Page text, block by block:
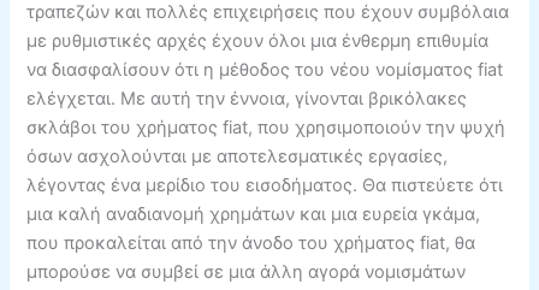
τραπεζών και πολλές επιχειρήσεις που έχουν συμβόλαια
με ρυθμιστικές αρχές έχουν όλοι μια ένθερμη επιθυμία
να διασφαλίσουν ότι η μέθοδος του νέου νομίσματος fiat
ελέγχεται. Με αυτή την έννοια, γίνονται βρικόλακες
σκλάβοι του χρήματος fiat, που χρησιμοποιούν την ψυχή
όσων ασχολούνται με αποτελεσματικές εργασίες,
λέγοντας ένα μερίδιο του εισοδήματος. Θα πιστεύετε ότι
μια καλή αναδιανομή χρημάτων και μια ευρεία γκάμα,
που προκαλείται από την άνοδο του χρήματος fiat, θα
μπορούσε να συμβεί σε μια άλλη αγορά νομισμάτων